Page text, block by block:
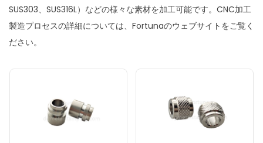
SUS303、SUS316L）などの様々な素材を加工可能です。CNC加工
製造プロセスの詳細については、Fortunaのウェブサイトをご覧く
ださい。